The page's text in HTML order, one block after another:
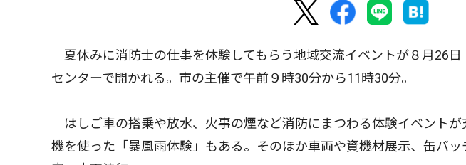
夏休みに消防士の仕事を体験してもらう地域交流イベントが８月26
センターで開かれる。市の主催で午前９時30分から11時30分。
はしご車の搭乗や放水、火事の煙など消防にまつわる体験イベント
機を使った「暴風雨体験」もある。そのほか車両や資機材展示、缶バ